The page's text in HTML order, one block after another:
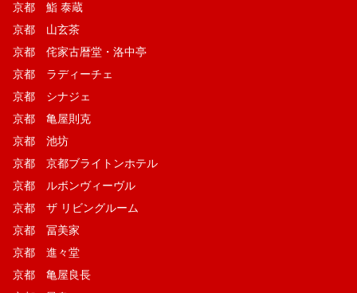
京都 鮨 泰蔵
京都 山玄茶
京都 侘家古暦堂・洛中亭
京都 ラディーチェ
京都 シナジェ
京都 亀屋則克
京都 池坊
京都 京都ブライトンホテル
京都 ルボンヴィーヴル
京都 ザ リビングルーム
京都 冨美家
京都 進々堂
京都 亀屋良長